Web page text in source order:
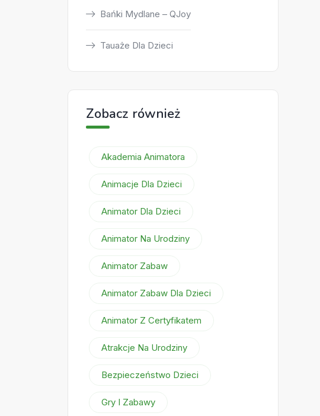
Bańki Mydlane – QJoy
Tauaże Dla Dzieci
Zobacz również
Akademia Animatora
Animacje Dla Dzieci
Animator Dla Dzieci
Animator Na Urodziny
Animator Zabaw
Animator Zabaw Dla Dzieci
Animator Z Certyfikatem
Atrakcje Na Urodziny
Bezpieczeństwo Dzieci
Gry I Zabawy